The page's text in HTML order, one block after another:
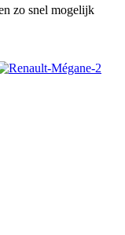
zo snel mogelijk